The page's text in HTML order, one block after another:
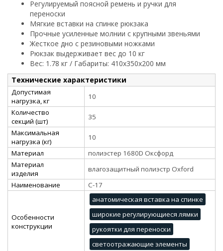
Регулируемый поясной ремень и ручки для
переноски
Мягкие вставки на спинке рюкзака
Прочные усиленные молнии с крупными звеньями
Жесткое дно с резиновыми ножками
Рюкзак выдерживает вес до 10 кг
Вес: 1.78 кг / Габариты: 410х350х200 мм
Технические характеристики
Допустимая
нагрузка, кг
10
Количество
секций (шт)
35
Максимальная
нагрузка (кг)
10
Материал
полиэстер 1680D Оксфорд
Материал
изделия
влагозащитный полиэстр Oxford
Наименование
С-17
Особенности
конструкции
анатомическая вставка на спинке
широкие регулирующиеся лямки
рукоятки для переноски
светоотражающие элементы